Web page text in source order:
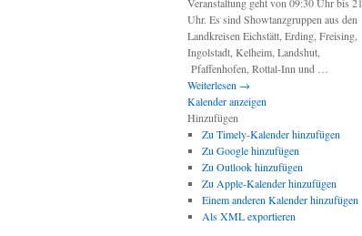
Uhr. Es sind Showtanzgruppen aus den
Landkreisen Eichstätt, Erding, Freising,
Ingolstadt, Kelheim, Landshut,
Pfaffenhofen, Rottal-Inn und …
Weiterlesen →
Kalender anzeigen
Hinzufügen
Zu Timely-Kalender hinzufügen
Zu Google hinzufügen
Zu Outlook hinzufügen
Zu Apple-Kalender hinzufügen
Einem anderen Kalender hinzufügen
Als XML exportieren